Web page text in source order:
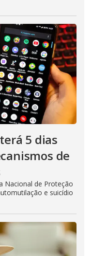
5 dias
de
Nacional de Proteção
e suicídio